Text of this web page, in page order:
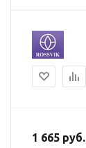
1 665 руб.